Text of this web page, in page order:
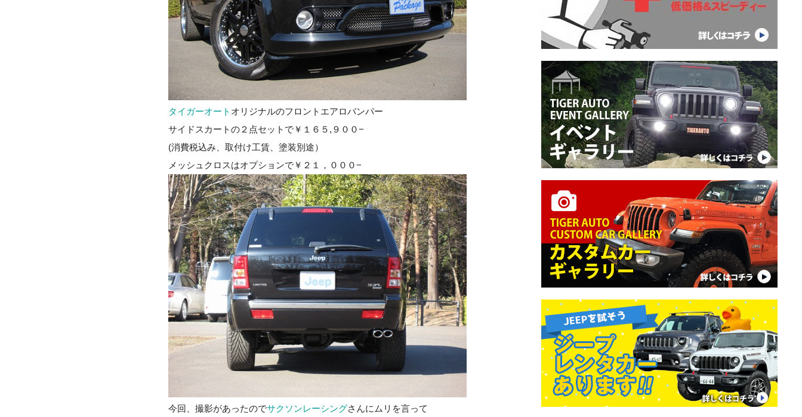
タイガーオート オリジナルのフロントエアロバンパー
サイドスカートの２点セットで￥１６５,９００−
(消費税込み、取付け工賃、塗装別途）
メッシュクロスはオプションで￥２１，０００−
今回、撮影があったのでサクソンレーシングさんにムリを言って